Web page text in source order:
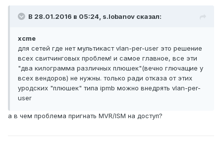
В 28.01.2016 в 05:24, s.lobanov сказал:
xcme
для сетей где нет мультикаст vlan-per-user это решение
всех свитчинговых проблем! и самое главное, все эти
"два килограмма различных плюшек"(вечно глючащие у
всех вендоров) не нужны. только ради отказа от этих
уродских "плюшек" типа ipmb можно внедрять vlan-per-
user
а в чем проблема пригнать MVR/ISM на доступ?